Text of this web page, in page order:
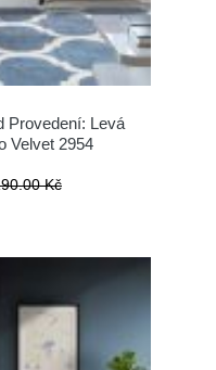
Provedení: Levá
Velvet 2954
Kč